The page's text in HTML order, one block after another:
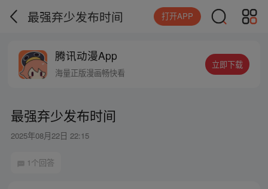
最强弃少发布时间 打开APP
腾讯动漫App
海量正版漫画畅快看
立即下载
最强弃少发布时间
2025年08月22日 22:15
1个回答